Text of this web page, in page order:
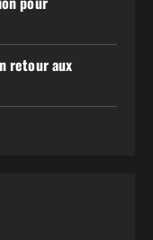
retour aux